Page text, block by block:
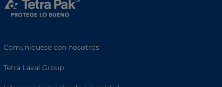
Comuníquese con nosotros
Tetra Laval Group